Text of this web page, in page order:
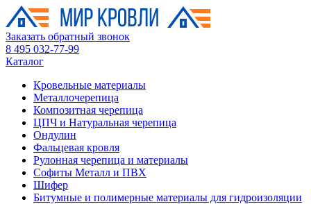
Заказать обратный звонок
8 495 032-77-99
Каталог
Кровельные материалы
Металлочерепица
Композитная черепица
ЦПЧ и Натуральная черепица
Ондулин
Фальцевая кровля
Рулонная черепица и материалы
Софиты Металл и ПВХ
Шифер
Битумные и полимерные материалы для гидроизоляции